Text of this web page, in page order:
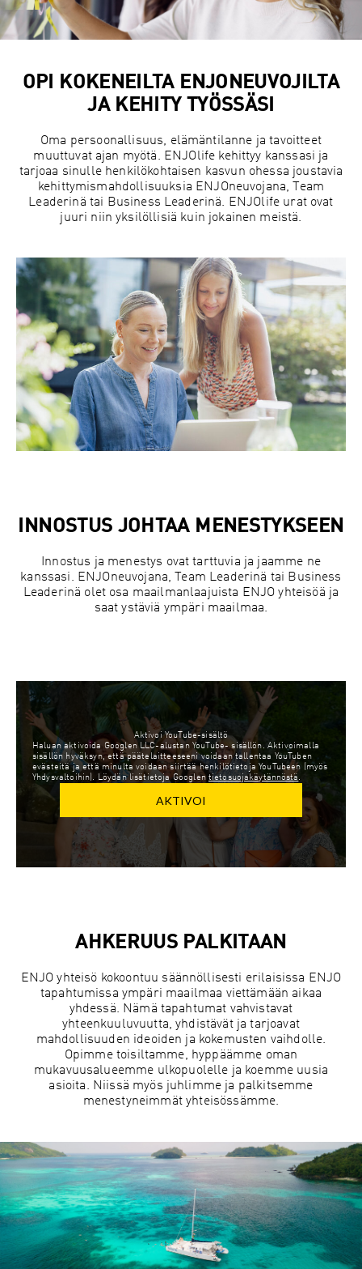
OPI KOKENEILTA ENJONEUVOJILTA
JA KEHITY TYÖSSÄSI
Oma persoonallisuus, elämäntilanne ja tavoitteet
muuttuvat ajan myötä. ENJOlife kehittyy kanssasi ja
tarjoaa sinulle henkilökohtaisen kasvun ohessa joustavia
kehittymismahdollisuuksia ENJOneuvojana, Team
Leaderinä tai Business Leaderinä. ENJOlife urat ovat
juuri niin yksilöllisiä kuin jokainen meistä.
INNOSTUS JOHTAA MENESTYKSEEN
Innostus ja menestys ovat tarttuvia ja jaamme ne
kanssasi. ENJOneuvojana, Team Leaderinä tai Business
Leaderinä olet osa maailmanlaajuista ENJO yhteisöä ja
saat ystäviä ympäri maailmaa.
Aktivoi YouTube-sisältö
Haluan aktivoida Googlen LLC-alustan YouTube- sisällön. Aktivoimalla
sisällön hyväksyn, että päätelaitteeseeni voidaan tallentaa YouTuben
evästeitä ja että minulta voidaan siirtää henkilötietoja YouTubeen (myös
Yhdysvaltoihin). Löydän lisätietoja Googlentietosuojakäytännöstä.
AKTIVOI
AHKERUUS PALKITAAN
ENJO yhteisö kokoontuu säännöllisesti erilaisissa ENJO
tapahtumissa ympäri maailmaa viettämään aikaa
yhdessä. Nämä tapahtumat vahvistavat
yhteenkuuluvuutta, yhdistävät ja tarjoavat
mahdollisuuden ideoiden ja kokemusten vaihdolle.
Opimme toisiltamme, hyppäämme oman
mukavuusalueemme ulkopuolelle ja koemme uusia
asioita. Niissä myös juhlimme ja palkitsemme
menestyneimmät yhteisössämme.